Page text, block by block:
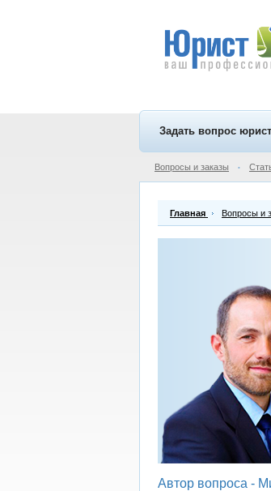
Задать вопрос
Вопросы и заказы •
Главная Вопросы и
Автор вопроса -